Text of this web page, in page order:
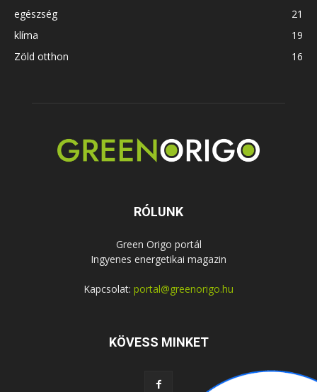
egészség
21
klíma
19
Zöld otthon
16
RÓLUNK
Green Origo portál
Ingyenes energetikai magazin
Kapcsolat: portal@greenorigo.hu
KÖVESS MINKET